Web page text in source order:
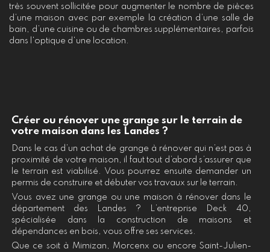
très souvent sollicitée pour augmenter le nombre de pièces
d’une maison avec par exemple la création d’une salle de
bain, d’une cuisine ou de chambres supplémentaires, parfois
dans l'optique d'une location.
Créer ou rénover une grange sur le terrain de
votre maison dans les Landes ?
Dans le cas d’un achat de grange à rénover qui n’est pas à
proximité de votre maison, il faut tout d’abord s’assurer que
le terrain est viabilisé. Vous pourrez ensuite demander un
permis de construire et débuter vos travaux sur le terrain.
Vous avez une grange ou une maison à rénover dans le
département des Landes ? L’entreprise Deck 40,
spécialisée dans la construction de maisons et
dépendances en bois, vous offre ses services.
Que ce soit à Mimizan, Morcenx ou encore Saint-Julien-